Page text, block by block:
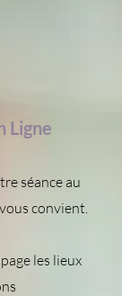
Ligne
séance au
convient.
les lieux